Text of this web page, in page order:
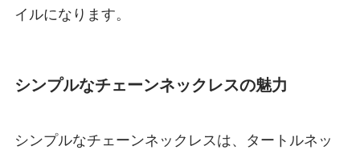
イルになります。
シンプルなチェーンネックレスの魅力
シンプルなチェーンネックレスは、タートルネッ